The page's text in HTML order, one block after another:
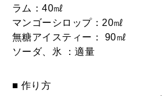
ラム：40㎖
マンゴーシロップ：20㎖
無糖アイスティー： 90㎖
ソーダ、氷 ：適量
■ 作り方